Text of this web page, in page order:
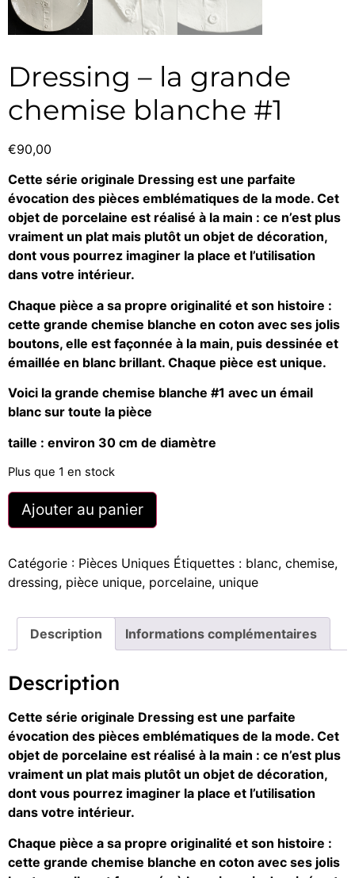
Dressing – la grande
chemise blanche #1
€90,00
Cette série originale Dressing est une parfaite
évocation des pièces emblématiques de la mode. Cet
objet de porcelaine est réalisé à la main : ce n’est plus
vraiment un plat mais plutôt un objet de décoration,
dont vous pourrez imaginer la place et l’utilisation
dans votre intérieur.
Chaque pièce a sa propre originalité et son histoire :
cette grande chemise blanche en coton avec ses jolis
boutons, elle est façonnée à la main, puis dessinée et
émaillée en blanc brillant. Chaque pièce est unique.
Voici la grande chemise blanche #1 avec un émail
blanc sur toute la pièce
taille : environ 30 cm de diamètre
Plus que 1 en stock
Ajouter au panier
Catégorie : Pièces Uniques Étiquettes : blanc, chemise,
dressing, pièce unique, porcelaine, unique
Description Informations complémentaires
Description
Cette série originale Dressing est une parfaite
évocation des pièces emblématiques de la mode. Cet
objet de porcelaine est réalisé à la main : ce n’est plus
vraiment un plat mais plutôt un objet de décoration,
dont vous pourrez imaginer la place et l’utilisation
dans votre intérieur.
Chaque pièce a sa propre originalité et son histoire :
cette grande chemise blanche en coton avec ses jolis